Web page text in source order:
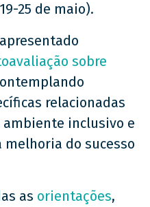
25 de maio).
sobre
relacionadas
ambiente inclusivo e
melhoria do sucesso
as orientações,